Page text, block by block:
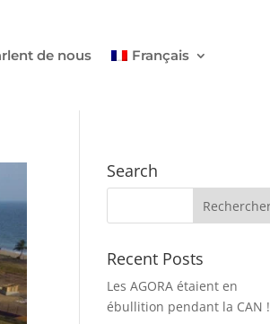
de nous Français
Search
Recent Posts
Les AGORA étaient en
ébullition pendant la CAN !